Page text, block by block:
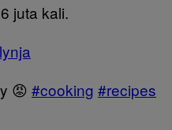
juta kali.
😡 #cooking #recipes